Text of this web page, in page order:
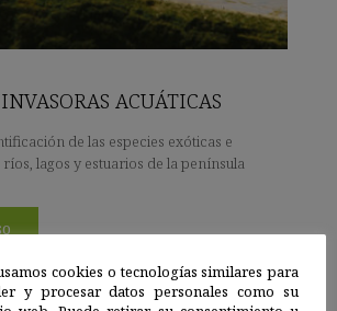
ACUÁTICAS
de las especies exóticas e
lagos y estuarios de la península
cookies o tecnologías similares para
y procesar datos personales como su